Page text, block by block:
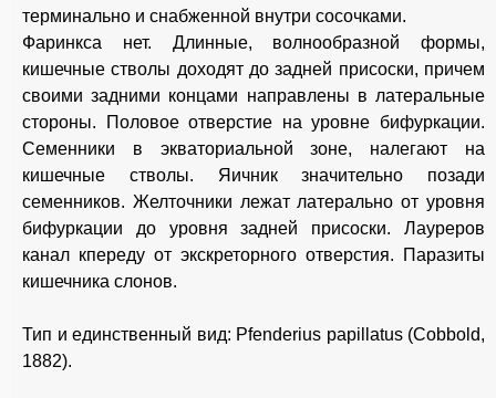
терминально и снабженной внутри сосочками.
Фаринкса нет. Длинные, волнообразной формы,
кишечные стволы доходят до задней присоски, причем
своими задними концами направлены в латеральные
стороны. Половое отверстие на уровне бифуркации.
Семенники в экваториальной зоне, налегают на
кишечные стволы. Яичник значительно позади
семенников. Желточники лежат латерально от уровня
бифуркации до уровня задней присоски. Лауреров
канал кпереду от экскреторного отверстия. Паразиты
кишечника слонов.
Тип и единственный вид: Pfenderius papillatus (Cobbold,
1882).